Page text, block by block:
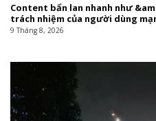
Content bẩn lan nhanh như
trách nhiệm của người dùng
9 Tháng 8, 2026